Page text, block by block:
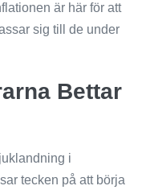
är här för att
sig till de under
Bettar
i
tecken på att börja